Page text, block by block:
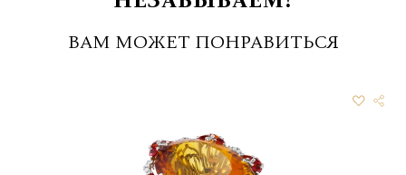
ВАМ МОЖЕТ ПОНРАВИТЬСЯ